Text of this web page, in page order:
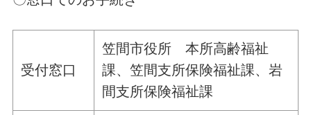
受付窓口
笠間市役所 本所高齢福祉
課、笠間支所保険福祉課、岩
間支所保険福祉課